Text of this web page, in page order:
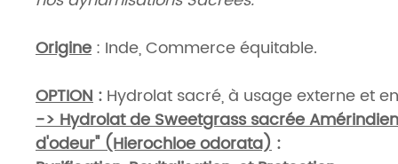
Origine : Inde, Commerce équitable.
OPTION : Hydrolat sacré, à usage externe et
-> Hydrolat de Sweetgrass sacrée
d'odeur" (Hierochloe odorata) :